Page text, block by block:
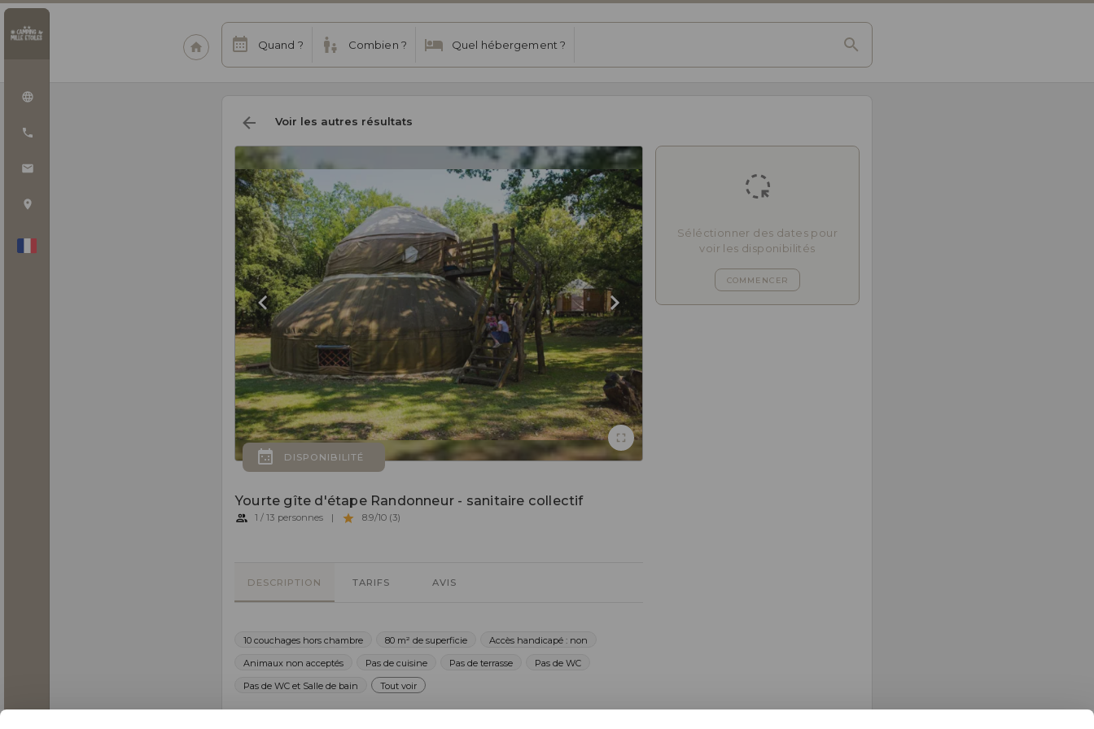
Quand ? Combien ? Quel hébergement ?
Voir les autres résultats
DISPONIBILITÉ
Yourte gîte d'étape Randonneur - sanitaire collectif
1 / 13 personnes | 8.9/10 (3)
DESCRIPTION TARIFS AVIS
10 couchages hors chambre 80 m² de superficie
Accès handicapé : non
Animaux non acceptés
Pas de cuisine Pas de terrasse
Pas de WC
Pas de WC et Salle de bain
Tout voir
Séléctionner des dates pour
voir les disponibilités
COMMENCER